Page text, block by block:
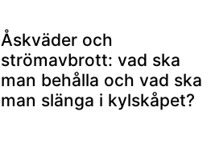
Åskväder och
strömavbrott: vad ska
man behålla och vad ska
man slänga i kylskåpet?